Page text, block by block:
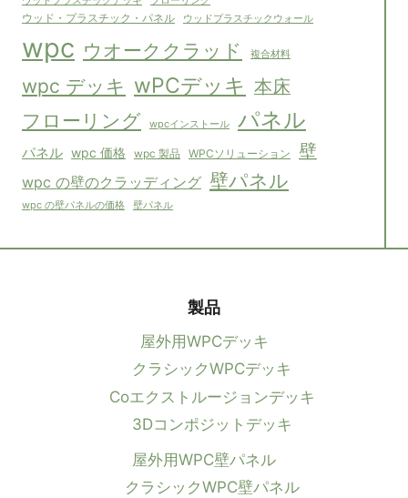
ウッド・プラスチック・パネル ウッドプラスチックウォール
wpc ウオーククラッド 複合材料
wpc デッキ wPCデッキ 本床
フローリング wpcインストール パネル
パネル wpc 価格 wpc 製品 WPCソリューション 壁
wpc の壁のクラッディング 壁パネル
wpc の壁パネルの価格 壁パネル
製品
屋外用WPCデッキ
クラシックWPCデッキ
Coエクストルージョンデッキ
3Dコンポジットデッキ
屋外用WPC壁パネル
クラシックWPC壁パネル